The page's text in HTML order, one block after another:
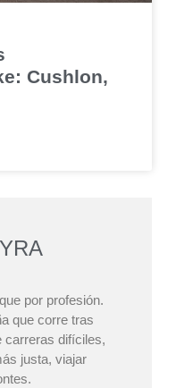
Cushlon,
por profesión.
que corre tras
carreras difíciles,
justa, viajar